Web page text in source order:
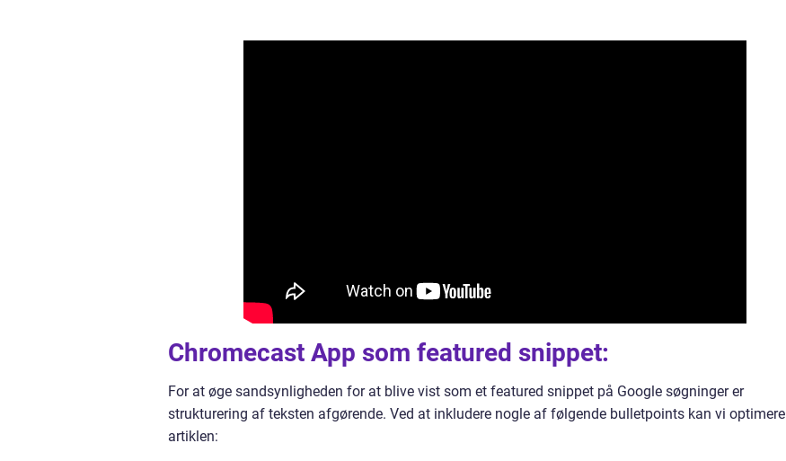
Chromecast App som featured snippet:
For at øge sandsynligheden for at blive vist som et featured snippet på Google søgninger er
strukturering af teksten afgørende. Ved at inkludere nogle af følgende bulletpoints kan vi optimere
artiklen: